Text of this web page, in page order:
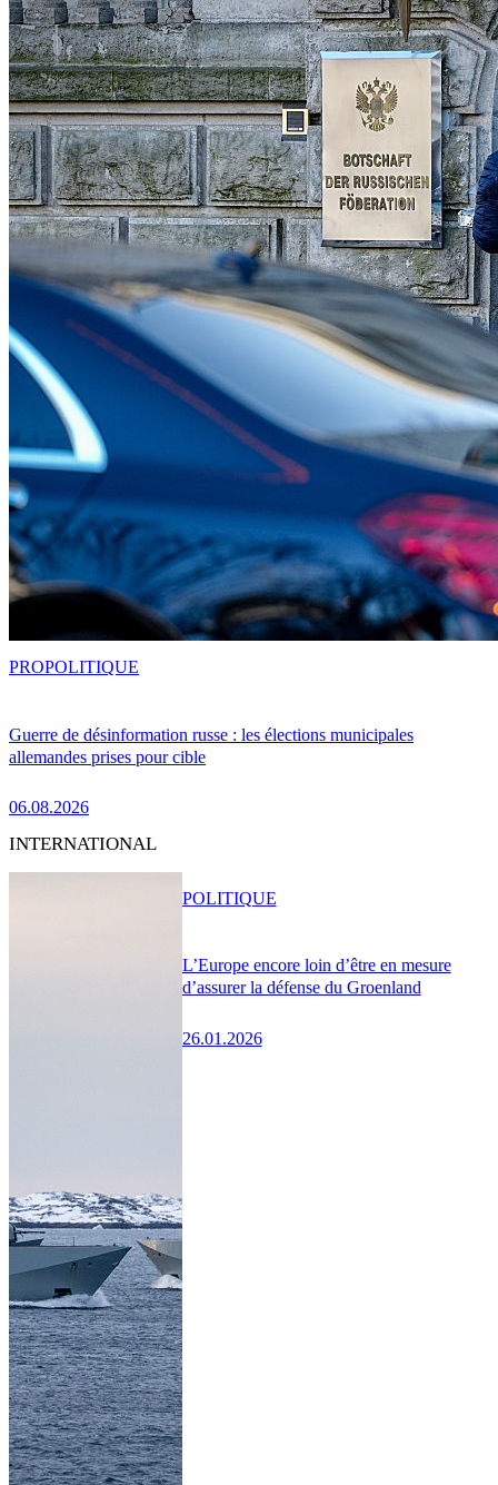
Guerre de désinformation russe : les élections municipales
allemandes prises pour cible
06.08.2026
PROPOLITIQUE
INTERNATIONAL
L’Europe encore loin d’être en mesure
d’assurer la défense du Groenland
26.01.2026
POLITIQUE